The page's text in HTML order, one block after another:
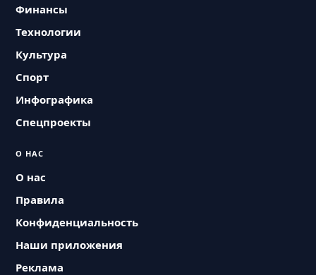
Финансы
Технологии
Культура
Спорт
Инфографика
Спецпроекты
О НАС
О нас
Правила
Конфиденциальность
Наши приложения
Реклама